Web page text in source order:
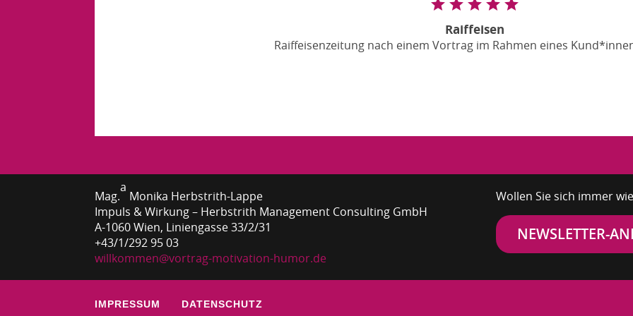
Raiffeisen
Raiffeisenzeitung nach einem Vortrag im Rahmen eines
Mag.
a
Monika Herbstrith-Lappe
Impuls & Wirkung – Herbstrith Management Consulting GmbH
A-1060 Wien, Liniengasse 33/2/31
+43/1/292 95 03
willkommen@vortrag-motivation-humor.de
Wollen Sie sich immer
NEWSLETTER-
IMPRESSUM DATENSCHUTZ